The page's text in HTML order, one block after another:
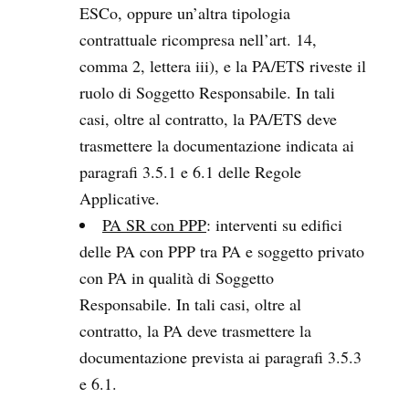
ESCo, oppure un’altra tipologia
contrattuale ricompresa nell’art. 14,
comma 2, lettera iii), e la PA/ETS riveste il
ruolo di Soggetto Responsabile. In tali
casi, oltre al contratto, la PA/ETS deve
trasmettere la documentazione indicata ai
paragrafi 3.5.1 e 6.1 delle Regole
Applicative.
PA SR con PPP: interventi su edifici
delle PA con PPP tra PA e soggetto privato
con PA in qualità di Soggetto
Responsabile. In tali casi, oltre al
contratto, la PA deve trasmettere la
documentazione prevista ai paragrafi 3.5.3
e 6.1.